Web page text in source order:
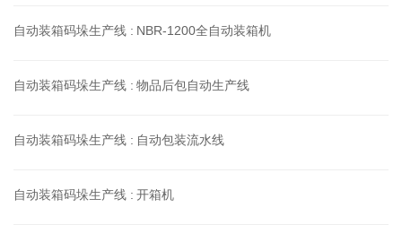
自动装箱码垛生产线 : NBR-1200全自动装箱机
自动装箱码垛生产线 : 物品后包自动生产线
自动装箱码垛生产线 : 自动包装流水线
自动装箱码垛生产线 : 开箱机